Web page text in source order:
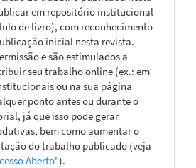
em repositório institucional
de livro), com reconhecimento
inicial nesta revista.
e são estimulados a
seu trabalho online (ex.: em
ou na sua página
ponto antes ou durante o
já que isso pode gerar
bem como aumentar o
do trabalho publicado (veja
Aberto").